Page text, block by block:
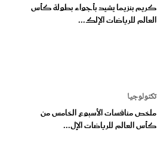
كريم بنزيما يشيد بأجواء بطولة كأس
العالم للرياضات الإلك...
تكنولوجيا
ملخص منافسات الأسبوع الخامس من
كأس العالم للرياضات الإل...